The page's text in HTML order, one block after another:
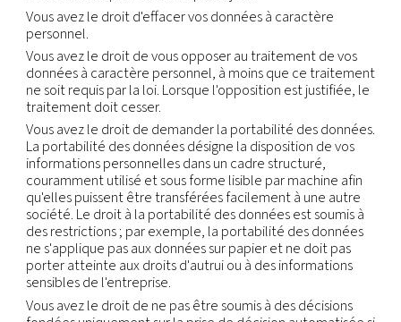
aux prestataires de services auxquels notre
appel pour fournir des services en notre nom.
partagerons uniquement vos informations à
personnel avec des prestataires de services qui
engagés contractuellement à ne pas utiliser ou
ces informations, sauf pour être en mesure de
services en notre nom ou pour se conformer aux
légales ;
pour se conformer à des obligations juridiques, y
sans toutefois s'y limiter, en réponse à une
légitime des autorités chargées de l'application
d'autres organismes gouvernementaux de
réglementation ;
pour enquêter sur des activités illégales